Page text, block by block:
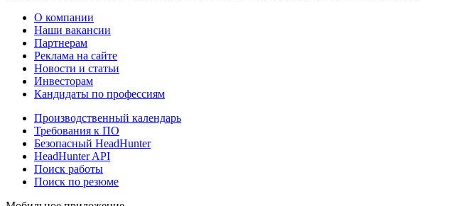
О компании
Наши вакансии
Партнерам
Реклама на сайте
Новости и статьи
Инвесторам
Кандидаты по профессиям
Производственный календарь
Требования к ПО
Безопасный HeadHunter
HeadHunter API
Поиск работы
Поиск по резюме